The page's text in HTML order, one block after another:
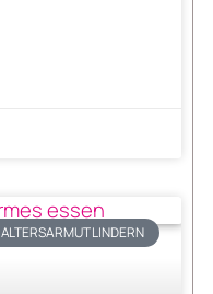
ALTERSARMUT LINDERN